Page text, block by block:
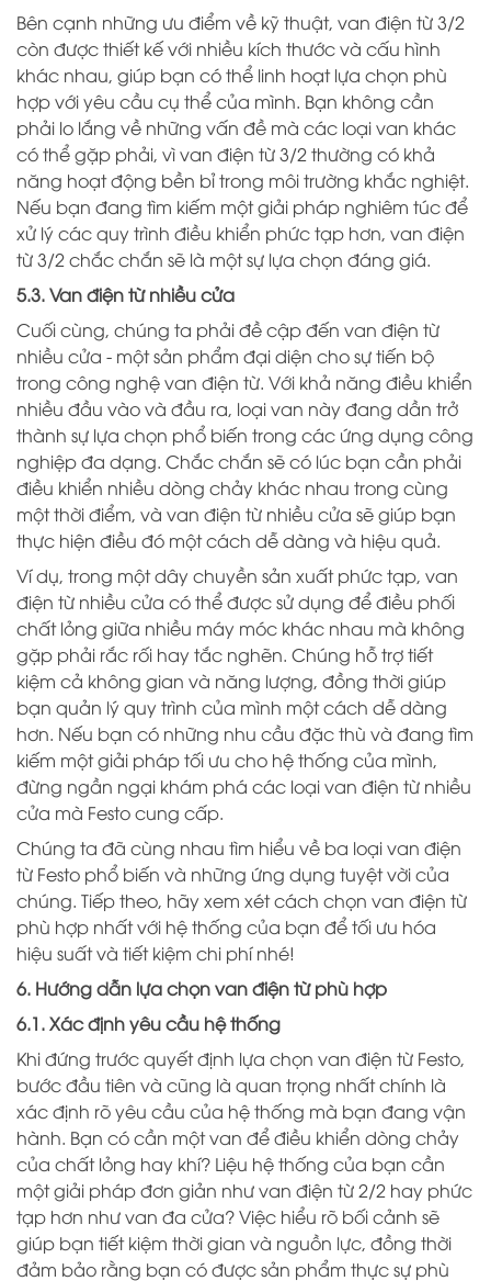
Bên cạnh những ưu điểm về kỹ thuật, van điện từ 3/2
còn được thiết kế với nhiều kích thước và cấu hình
khác nhau, giúp bạn có thể linh hoạt lựa chọn phù
hợp với yêu cầu cụ thể của mình. Bạn không cần
phải lo lắng về những vấn đề mà các loại van khác
có thể gặp phải, vì van điện từ 3/2 thường có khả
năng hoạt động bền bỉ trong môi trường khắc nghiệt.
Nếu bạn đang tìm kiếm một giải pháp nghiêm túc để
xử lý các quy trình điều khiển phức tạp hơn, van điện
từ 3/2 chắc chắn sẽ là một sự lựa chọn đáng giá.
5.3. Van điện từ nhiều cửa
Cuối cùng, chúng ta phải đề cập đến van điện từ
nhiều cửa - một sản phẩm đại diện cho sự tiến bộ
trong công nghệ van điện từ. Với khả năng điều khiển
nhiều đầu vào và đầu ra, loại van này đang dần trở
thành sự lựa chọn phổ biến trong các ứng dụng công
nghiệp đa dạng. Chắc chắn sẽ có lúc bạn cần phải
điều khiển nhiều dòng chảy khác nhau trong cùng
một thời điểm, và van điện từ nhiều cửa sẽ giúp bạn
thực hiện điều đó một cách dễ dàng và hiệu quả.
Ví dụ, trong một dây chuyền sản xuất phức tạp, van
điện từ nhiều cửa có thể được sử dụng để điều phối
chất lỏng giữa nhiều máy móc khác nhau mà không
gặp phải rắc rối hay tắc nghẽn. Chúng hỗ trợ tiết
kiệm cả không gian và năng lượng, đồng thời giúp
bạn quản lý quy trình của mình một cách dễ dàng
hơn. Nếu bạn có những nhu cầu đặc thù và đang tìm
kiếm một giải pháp tối ưu cho hệ thống của mình,
đừng ngần ngại khám phá các loại van điện từ nhiều
cửa mà Festo cung cấp.
Chúng ta đã cùng nhau tìm hiểu về ba loại van điện
từ Festo phổ biến và những ứng dụng tuyệt vời của
chúng. Tiếp theo, hãy xem xét cách chọn van điện từ
phù hợp nhất với hệ thống của bạn để tối ưu hóa
hiệu suất và tiết kiệm chi phí nhé!
6. Hướng dẫn lựa chọn van điện từ phù hợp
6.1. Xác định yêu cầu hệ thống
Khi đứng trước quyết định lựa chọn van điện từ Festo,
bước đầu tiên và cũng là quan trọng nhất chính là
xác định rõ yêu cầu của hệ thống mà bạn đang vận
hành. Bạn có cần một van để điều khiển dòng chảy
của chất lỏng hay khí? Liệu hệ thống của bạn cần
một giải pháp đơn giản như van điện từ 2/2 hay phức
tạp hơn như van đa cửa? Việc hiểu rõ bối cảnh sẽ
giúp bạn tiết kiệm thời gian và nguồn lực, đồng thời
đảm bảo rằng bạn có được sản phẩm thực sự phù